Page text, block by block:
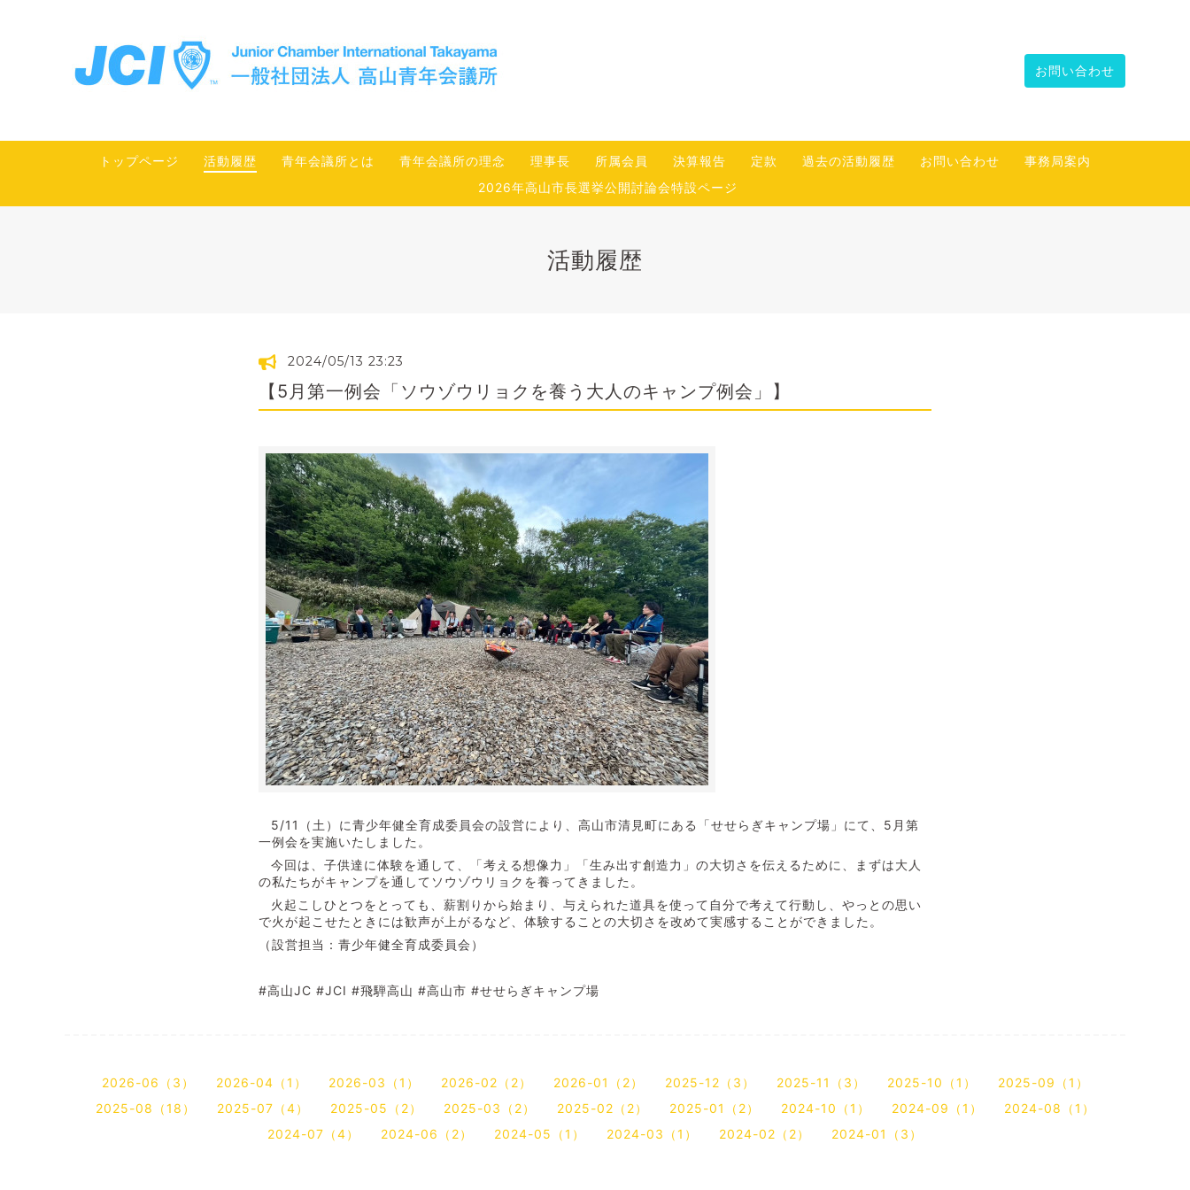
お問い合わせ
トップページ 活動履歴 青年会議所とは 青年会議所の理念 理事長 所属会員 決算報告 定款 過去の活動履歴 お問い合わせ
事務局案内
2026年高山市長選挙公開討論会特設ページ
活動履歴
2024/05/13 23:23
【5月第一例会「ソウゾウリョクを養う大人のキャンプ例会」】
5/11 （土）に青少年健全育成委員会の設営により、高山市清見町にある「せせらぎキャンプ場」にて、 5 月第
一例会を実施いたしました。
今回は、子供達に体験を通して、「考える想像力」「生み出す創造力」の大切さを伝えるために、まずは大人
の私たちがキャンプを通してソウゾウリョクを養ってきました。
火起こしひとつをとっても、薪割りから始まり、与えられた道具を使って自分で考えて行動し、やっとの思い
で火が起こせたときには歓声が上がるなど、体験することの大切さを改めて実感することができました。
（設営担当：青少年健全育成委員会）
#高山JC #JCI #飛騨高山 #高山市 #せせらぎキャンプ場
2026-06（3） 2026-04（1） 2026-03（1） 2026-02（2） 2026-01（2） 2025-12（3） 2025-11（3） 2025-10（1）
2025-09（1）
2025-08（18）
2025-07（4） 2025-05（2） 2025-03（2） 2025-02（2） 2025-01（2） 2024-10（1） 2024-09（1）
2024-08（1）
2024-07（4）
2024-06（2） 2024-05（1） 2024-03（1） 2024-02（2） 2024-01（3）